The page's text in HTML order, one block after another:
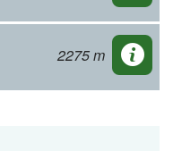
2275 m